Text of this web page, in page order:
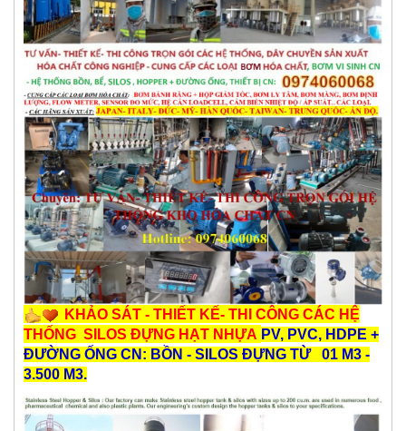
KHẢO SÁT - THIẾT KẾ- THI CÔNG CÁC HỆ
THỐNG SILOS ĐỰNG HẠT NHỰA PV, PVC, HDPE +
ĐƯỜNG ỐNG CN: BỒN - SILOS ĐỰNG TỪ 01 M3 -
3.500 M3.